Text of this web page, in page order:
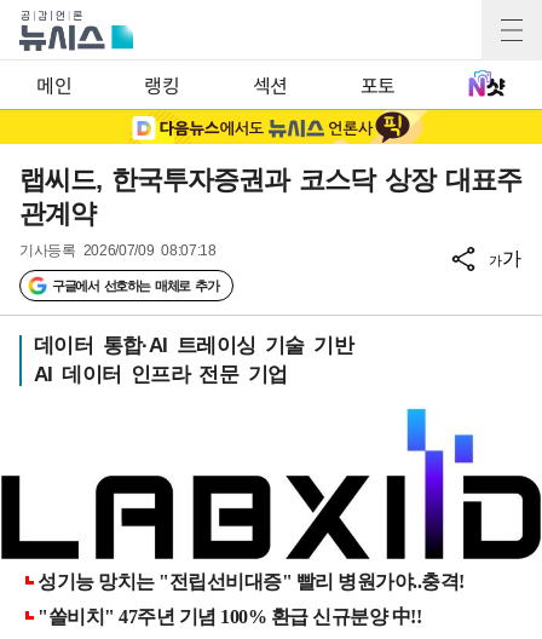
메인 랭킹 섹션 포토
랩씨드, 한국투자증권과 코스닥 상장 대표주
관계약
기사등록 2026/07/09 08:07:18
구글에서 선호하는 매체로 추가
가가
데이터 통합·AI 트레이싱 기술 기반
AI 데이터 인프라 전문 기업